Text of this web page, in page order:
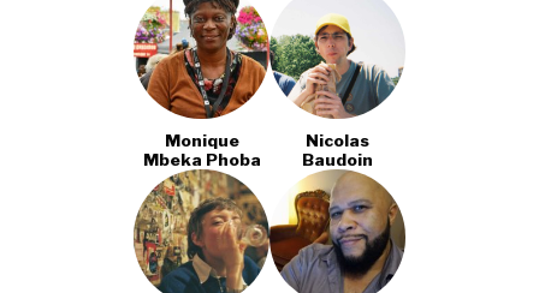
Monique
Mbeka Phoba
Nicolas
Baudoin